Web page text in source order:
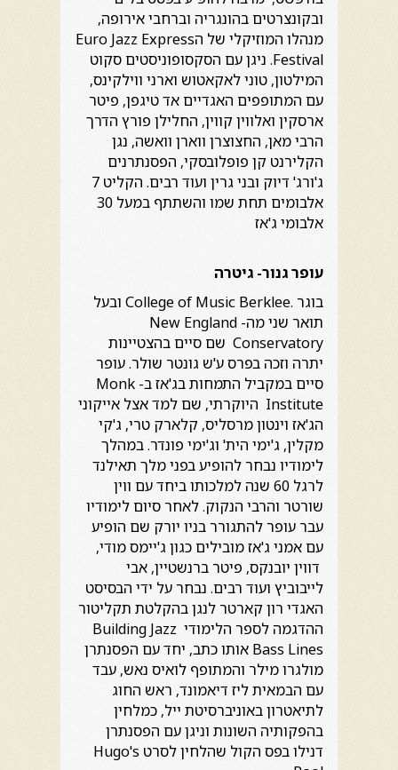
ובקונצרטים בהונגריה וברחבי אירופה,
מנהלו המוזיקלי של הEuro Jazz Express
Festival. ניגן עם הסקסופוניסטים סקוט
המילטון, טוני לאקאטוש וארני ווילקינס,
עם המתופפים האגדיים אד טיגפן, פיטר
ארסקין ואלווין קווין, החלילן פורץ הדרך
הרבי מאן, החצוצרן ווארן וואשה, נגן
הקלירנט קן פופלובסקי, הפסנתרנים
אלבומים תחת שמו והשתתף במעל 30
אלבומי ג'אז
עופר גנור- גיטרה
בוגר .College of Music Berklee ובעל
תואר שני מה- New England
Conservatory שם סיים בהצטיינות
יתרה וזכה בפרס ע'ש גונטר שולר. עופר
סיים במקביל התמחות בג'אז ב- Monk
Institute היוקרתי, שם למד אצל אייקוני
הג'אז וינטון מרסליס, קלארק טרי, ג'קי
מקלין, ג'ימי הית' וג'ימי פונדר. במהלך
לימודיו נבחר להופיע בפני מלך תאילנד
לרגל 60 שנה למלכותו ביחד עם ווין
שורטר והרבי הנקוק. לאחר סיום לימודיו
עבר עופר להתגורר בניו יורק שם הופיע
עם אמני ג'אז מובילים כגון ג'יימס מודי,
דווין יובנקס, פיטר ברנשטיין, אבי
לייבוביץ ועוד רבים. נבחר על ידי הבסיסט
האגדי רון קארטר לנגן בהקלטת תקליטור
ההדגמה לספר הלימודי Building Jazz
Bass Lines אותו כתב, יחד עם הפסנתרן
מולגרו מילר והמתופף לואיס נאש, עבד
עם הבמאית ליז דיאמונד, ראש החוג
לתיאטרון באוניברסיטת ייל, כמלחין
בהפקותיה השונות וניגן עם הפסנתרן
דנילו בפס הקול שהלחין לסרט Hugo's